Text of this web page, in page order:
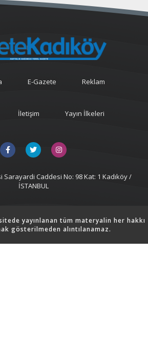
E-Gazete Reklam
İletişim Yayın İlkeleri
Caddesi No: 98 Kat: 1 Kadıköy /
İSTANBUL
yayınlanan tüm materyalin her hakkı
gösterilmeden alıntılanamaz.